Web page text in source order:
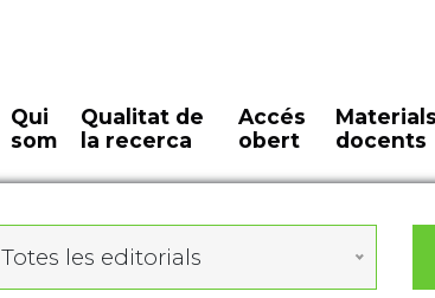
Qui
som
Qualitat de
la recerca
Accés
obert
Materials
docents
Totes les editorials